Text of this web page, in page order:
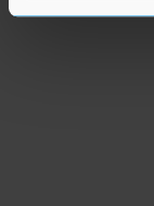
U kunt uw